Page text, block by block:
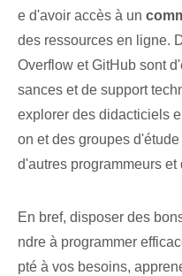
e d'avoir accès à un‌
des ressources en ligne.
Overflow et GitHub sont
sances et de support
explorer des didacticiels
on et des groupes
d'autres programmeurs
En bref, disposer des
ndre à programmer
pté à vos besoins,